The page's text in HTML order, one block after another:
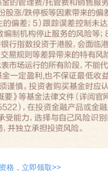
格，立即领取>>